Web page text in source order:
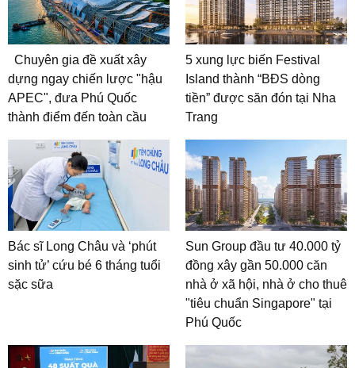
Chuyên gia đề xuất xây
dựng ngay chiến lược "hậu
APEC", đưa Phú Quốc
thành điểm đến toàn cầu
5 xung lực biến Festival
Island thành “BĐS dòng
tiền” được săn đón tại Nha
Trang
Bác sĩ Long Châu và ‘phút
sinh tử’ cứu bé 6 tháng tuổi
sặc sữa
Sun Group đầu tư 40.000 tỷ
đồng xây gần 50.000 căn
nhà ở xã hội, nhà ở cho thuê
"tiêu chuẩn Singapore" tại
Phú Quốc